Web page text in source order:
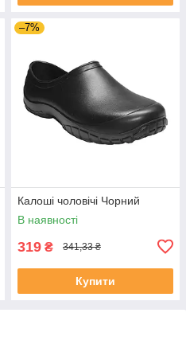
–7%
Калоші чоловічі Чорний
В наявності
319 ₴ 341,33 ₴
Купити